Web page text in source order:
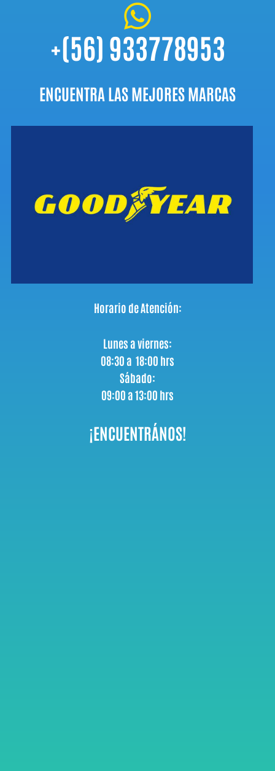

+(56) 933778953
ENCUENTRA LAS MEJORES MARCAS
Horario de Atención:
Lunes a viernes:
08:30 a 18:00 hrs
Sábado:
09:00 a 13:00 hrs
¡ENCUENTRÁNOS!